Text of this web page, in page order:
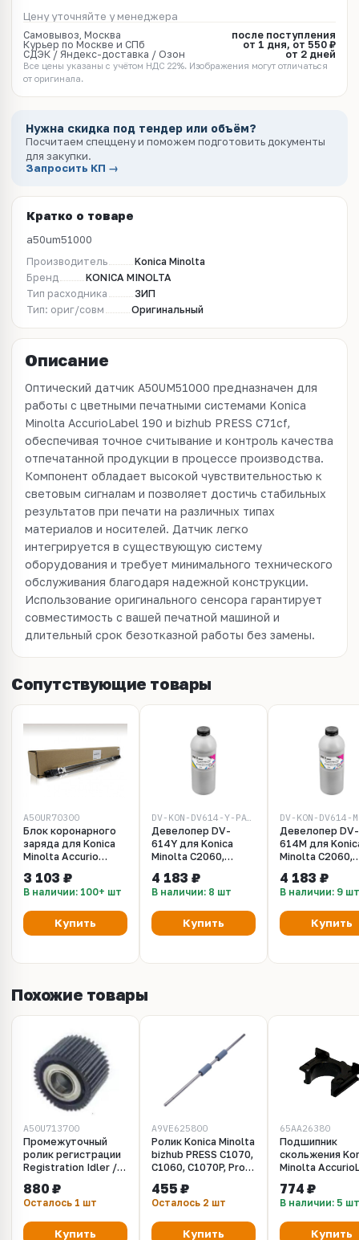
Цену уточняйте у менеджера
Самовывоз, Москва
после поступления
Курьер по Москве и СПб
от 1 дня, от 550 ₽
СДЭК / Яндекс-доставка / Озон
от 2 дней
Все цены указаны с учётом НДС 22%. Изображения могут отличаться
от оригинала.
Нужна скидка под тендер или объём?
Посчитаем спеццену и поможем подготовить документы
для закупки.
Запросить КП →
Кратко о товаре
a50um51000
Производитель
Konica Minolta
Бренд
KONICA MINOLTA
Тип расходника
ЗИП
Тип: ориг/совм
Оригинальный
Описание
Оптический датчик A50UM51000 предназначен для
работы с цветными печатными системами Konica
Minolta AccurioLabel 190 и bizhub PRESS C71cf,
обеспечивая точное считывание и контроль качества
отпечатанной продукции в процессе производства.
Компонент обладает высокой чувствительностью к
световым сигналам и позволяет достичь стабильных
результатов при печати на различных типах
материалов и носителей. Датчик легко
интегрируется в существующую систему
оборудования и требует минимального технического
обслуживания благодаря надежной конструкции.
Использование оригинального сенсора гарантирует
совместимость с вашей печатной машиной и
длительный срок безотказной работы без замены.
Сопутствующие товары
A50UR70300
Блок коронарного
заряда для Konica
Minolta Accurio
PRESS C71cf /
C1060/С1070 -
A50UR70311/A50UR70300
3 103 ₽
В наличии: 100+ шт
Купить
DV-KON-DV614-Y-PACK-GRFT
Девелопер DV-
614Y для Konica
Minolta C2060,
Yellow, Grafit
4 183 ₽
В наличии: 8 шт
Купить
Девелопер DV-
614M для
Minolta C2060,
Magenta, Grafit
4 183 ₽
В наличии: 9 шт
Купить
Похожие товары
A50U713700
Промежуточный
ролик регистрации
Registration Idler /1
bizhub PRESS C71hc
Konica Minolta
880 ₽
Осталось 1 шт
Купить
A9VE625800
Ролик Konica Minolta
bizhub PRESS C1070,
С1060, С1070P, Pro
AccurioPress C2070,
C2070P,
C2060LC3080,
C7100
455 ₽
Осталось 2 шт
Купить
65AA26380
Подшипник
скольжения
Minolta
C71cf
774 ₽
В наличии: 5 шт
Купить